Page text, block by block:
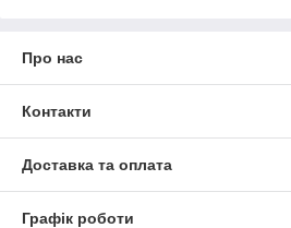
Про нас
Контакти
Доставка та оплата
Графік роботи